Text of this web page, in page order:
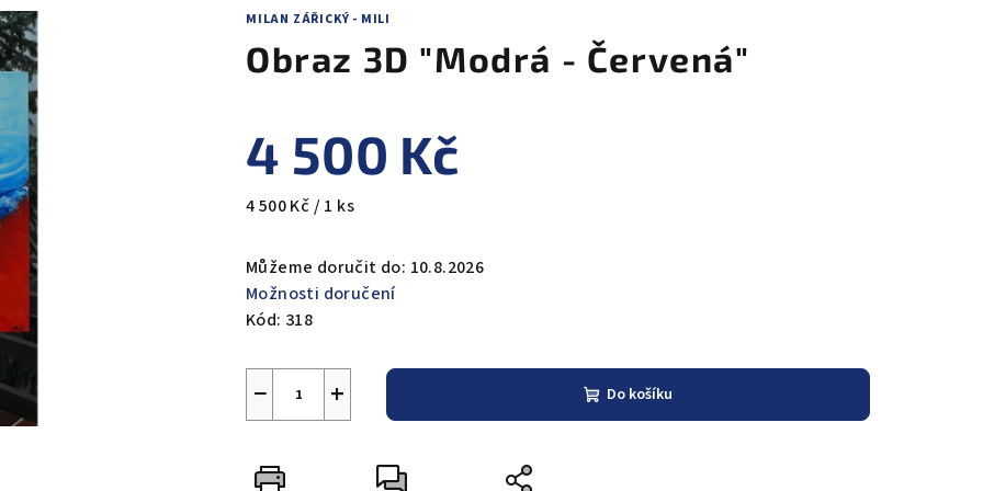
MILAN ZÁŘICKÝ - MILI
Obraz 3D "Modrá - Červená"
4 500 Kč
Měrná
4 500 Kč / 1 ks
Můžeme doručit do: 10.8.2026
Možnosti doručení
Kód: 318
+
− Do košíku